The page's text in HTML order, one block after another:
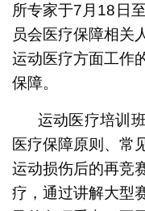
所专家于7月18日
员会医疗保障相关
运动医疗方面工作
保障。
运动医疗培训
医疗保障原则、常
运动损伤后的再竞
疗，通过讲解大型